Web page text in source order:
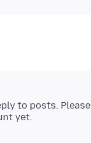
to posts. Please
yet.